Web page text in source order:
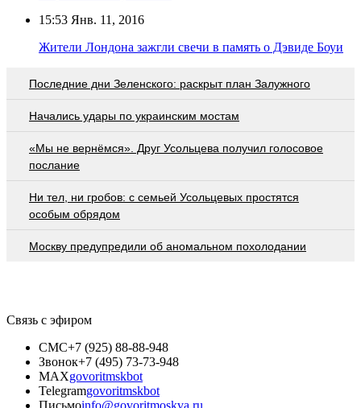
15:53 Янв. 11, 2016
Жители Лондона зажгли свечи в память о Дэвиде Боуи
Последние дни Зеленского: раскрыт план Залужного
Начались удары по украинским мостам
«Мы не вернёмся». Друг Усольцева получил голосовое
послание
Ни тел, ни гробов: с семьей Усольцевых простятся
особым обрядом
Москву предупредили об аномальном похолодании
Связь с эфиром
СМС+7 (925) 88-88-948
Звонок+7 (495) 73-73-948
MAXgovoritmskbot
Telegramgovoritmskbot
Письмоinfo@govoritmoskva.ru